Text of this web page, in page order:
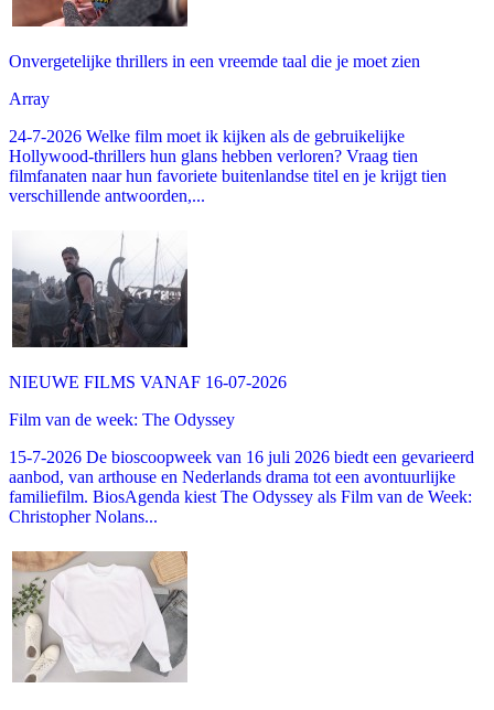
Onvergetelijke thrillers in een vreemde taal die je moet zien
Array
24-7-2026 Welke film moet ik kijken als de gebruikelijke
Hollywood-thrillers hun glans hebben verloren? Vraag tien
filmfanaten naar hun favoriete buitenlandse titel en je krijgt tien
verschillende antwoorden,...
NIEUWE FILMS VANAF 16-07-2026
Film van de week: The Odyssey
15-7-2026 De bioscoopweek van 16 juli 2026 biedt een gevarieerd
aanbod, van arthouse en Nederlands drama tot een avontuurlijke
familiefilm. BiosAgenda kiest The Odyssey als Film van de Week:
Christopher Nolans...